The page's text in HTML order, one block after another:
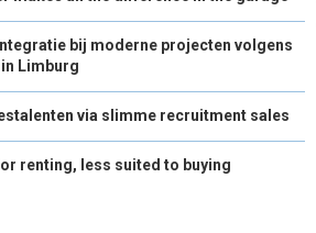
bij moderne projecten volgens
Limburg
via slimme recruitment sales
renting, less suited to buying